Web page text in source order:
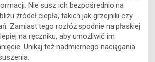
Nie susz ich bezpośrednio na
źródeł ciepła, takich jak grzejniki czy
Zamiast tego rozłóż spodnie na płaskiej
na ręczniku, aby umożliwić im
Unikaj też nadmiernego naciągania